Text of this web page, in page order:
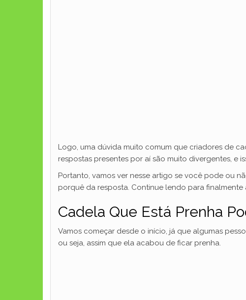
Logo, uma dúvida muito comum que criadores de
respostas presentes por aí são muito divergentes, e
Portanto, vamos ver nesse artigo se você pode ou
porquê da resposta. Continue lendo para
Cadela Que Está Prenha
Vamos começar desde o início, já que algumas
ou seja, assim que ela acabou de ficar prenha.